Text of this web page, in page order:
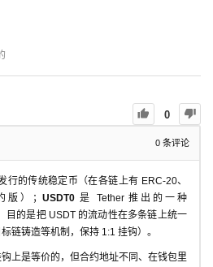
0
0 条评论
行的传统稳定币（在各链上有 ERC-20、
版）； USDT0是 Tether 推出的一种
目的是把 USDT 的流动性在多条链上统一
链铸造等机制，保持 1:1 挂钩）。
上是等价的，但合约地址不同、在钱包里